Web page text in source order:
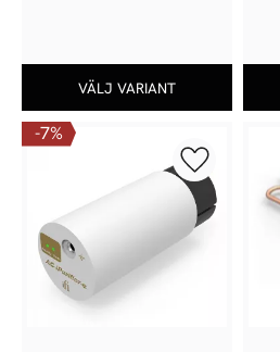
7%
Lägg till i